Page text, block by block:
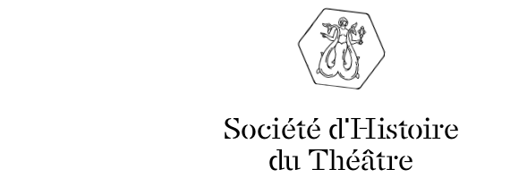
Société d'Histoire
du Théâtre